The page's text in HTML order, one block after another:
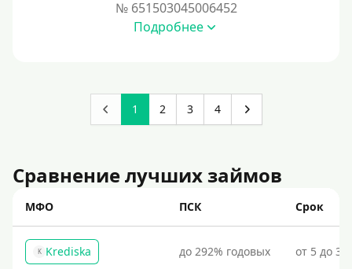
№ 651503045006452
Подробнее
1 2 3 4
Сравнение лучших займов
МФО ПСК Срок
K Krediska до 292% годовых от 5 до